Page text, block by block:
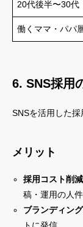
20代後半〜30代
働くママ・パパ
6. SNS採用
SNSを活用した採
メリット
採用コスト削減
稿・運用の人件
ブランディン